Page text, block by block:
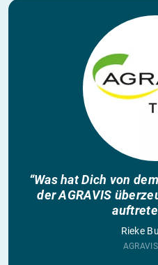
“Was hat Dich von
der AGRAVIS
Rieke